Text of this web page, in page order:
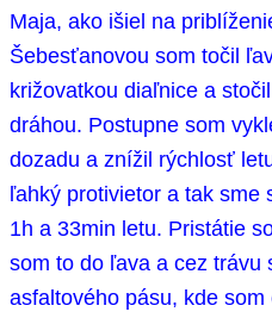
Maja, ako išiel na
Šebesťanovou som točil
križovatkou diaľnice a
dráhou. Postupne som
dozadu a znížil rýchlosť
ľahký protivietor a tak sme
1h a 33min letu. Pristátie
som to do ľava a cez trávu
asfaltového pásu, kde